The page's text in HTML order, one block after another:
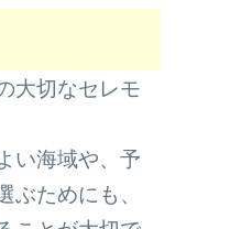
大切なセレモ
い海域や、予
ためにも、